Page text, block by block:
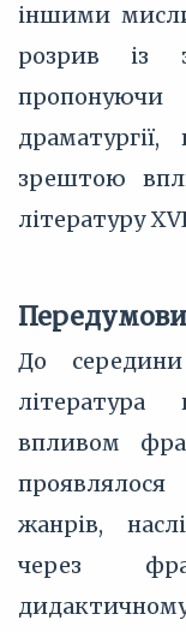
іншими
розрив із
зрештою
літературу
До
література
впливом
жанрів,
через